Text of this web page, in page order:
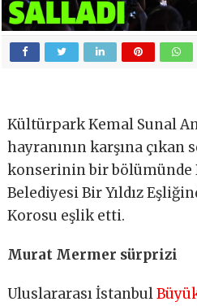
Kültürpark Kemal Sunal
hayranının karşına çıkan
konserinin bir bölümünde
Belediyesi Bir Yıldız
Korosu eşlik etti.
Murat Mermer sürprizi
Uluslararası İstanbul